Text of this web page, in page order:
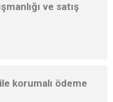
ve satış
korumalı ödeme